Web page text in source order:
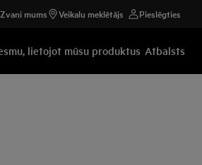
Zvani mums Veikalu meklētājs Pieslēgties
lietojot mūsu produktus Atbalsts